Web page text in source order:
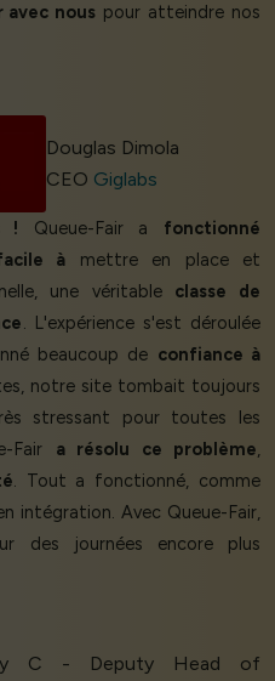
avec nous pour atteindre nos
Douglas Dimola
CEO Giglabs
! Queue-Fair a fonctionné
à mettre en place et
une véritable classe de
. L'expérience s'est déroulée
beaucoup de confiance à
notre site tombait toujours
stressant pour toutes les
Fair a résolu ce problème,
. Tout a fonctionné, comme
intégration. Avec Queue-Fair,
des journées encore plus
C - Deputy Head of